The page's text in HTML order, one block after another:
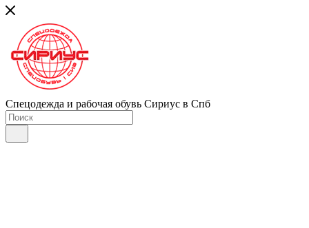
Спецодежда и рабочая обувь Сириус в Спб